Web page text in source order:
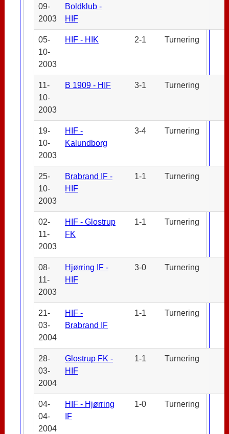
09-
2003
Boldklub -
HIF
05-
10-
2003
HIF - HIK 2-1 Turnering
11-
10-
2003
B 1909 - HIF 3-1 Turnering
19-
10-
2003
HIF -
Kalundborg
3-4 Turnering
25-
10-
2003
Brabrand IF -
HIF
1-1 Turnering
02-
11-
2003
HIF - Glostrup
FK
1-1 Turnering
08-
11-
2003
Hjørring IF -
HIF
3-0 Turnering
21-
03-
2004
HIF -
Brabrand IF
1-1 Turnering
28-
03-
2004
Glostrup FK -
HIF
1-1 Turnering
04-
04-
2004
HIF - Hjørring
IF
1-0 Turnering